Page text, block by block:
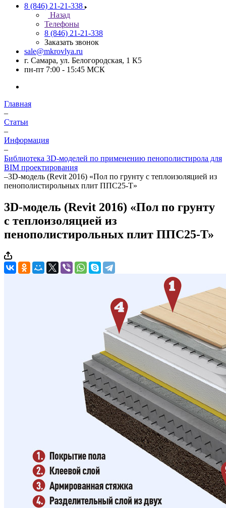
8 (846) 21-21-338
Назад
Телефоны
8 (846) 21-21-338
Заказать звонок
sale@mkrovlya.ru
г. Самара, ул. Белогородская, 1 К5
пн-пт 7:00 - 15:45 МСК
Главная
–
Статьи
–
Информация
–
Библиотека 3D-моделей по применению пенополистирола для
BIM проектирования
–3D-модель (Revit 2016) «Пол по грунту с теплоизоляцией из
пенополистирольных плит ППС25-Т»
3D-модель (Revit 2016) «Пол по грунту
с теплоизоляцией из
пенополистирольных плит ППС25-Т»